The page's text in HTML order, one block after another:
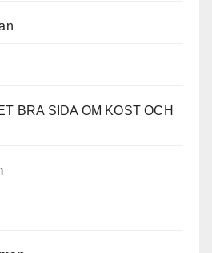
BRA SIDA OM KOST OCH